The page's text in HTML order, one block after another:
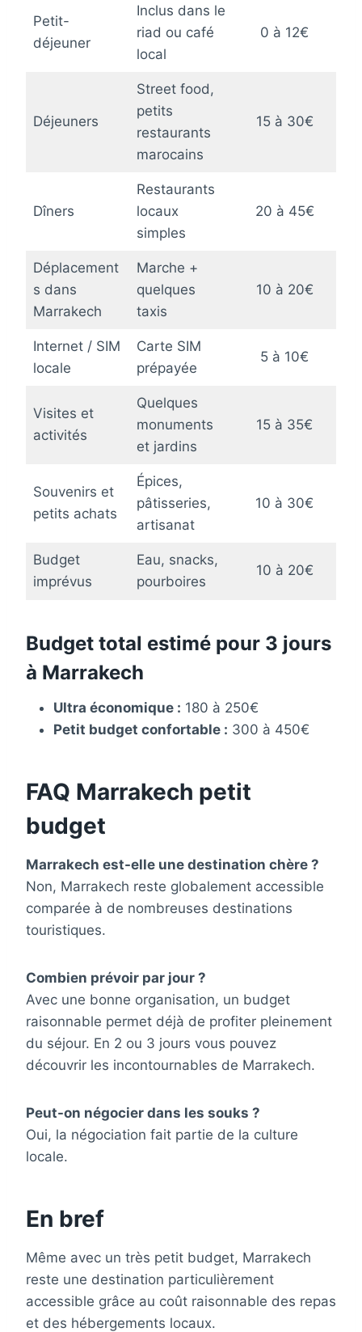
Petit-
déjeuner
Inclus dans le
riad ou café
local
0 à 12€
Déjeuners
Street food,
petits
restaurants
marocains
15 à 30€
Dîners
Restaurants
locaux
simples
20 à 45€
Déplacement
s dans
Marrakech
Marche +
quelques
taxis
10 à 20€
Internet / SIM
locale
Carte SIM
prépayée
5 à 10€
Visites et
activités
Quelques
monuments
et jardins
15 à 35€
Souvenirs et
petits achats
Épices,
pâtisseries,
artisanat
10 à 30€
Budget
imprévus
Eau, snacks,
pourboires
10 à 20€
Budget total estimé pour 3 jours
à Marrakech
Ultra économique : 180 à 250€
Petit budget confortable : 300 à 450€
FAQ Marrakech petit
budget
Marrakech est-elle une destination chère ?
Non, Marrakech reste globalement accessible
comparée à de nombreuses destinations
touristiques.
Combien prévoir par jour ?
Avec une bonne organisation, un budget
raisonnable permet déjà de profiter pleinement
du séjour. En 2 ou 3 jours vous pouvez
découvrir les incontournables de Marrakech.
Peut-on négocier dans les souks ?
Oui, la négociation fait partie de la culture
locale.
En bref
Même avec un très petit budget, Marrakech
reste une destination particulièrement
accessible grâce au coût raisonnable des repas
et des hébergements locaux.